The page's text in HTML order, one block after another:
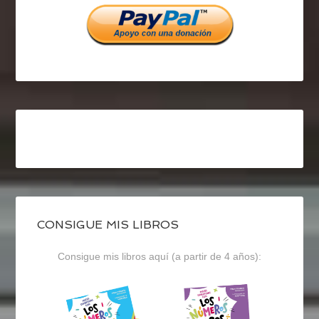
CONSIGUE MIS LIBROS
Consigue mis libros aquí (a partir de 4 años):